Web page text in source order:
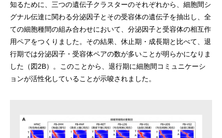
知るために、三つの遺伝子クラスターのそれぞれから、細胞間シ
グナル伝達に関わる分泌因子とその受容体の遺伝子を抽出し、全
ての細胞種間の組み合わせにおいて、分泌因子と受容体の相互作
用ペアをつくりました。その結果、休止期・成長期と比べて、退
行期では分泌因子・受容体ペアの数が多いことが明らかになりま
した（図2B）。このことから、退行期に細胞間コミュニケーシ
ョンが活性化していることが示唆されました。